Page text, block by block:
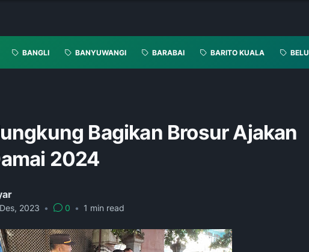
BANGLI BANYUWANGI BARABAI BARITO KUALA BELU
Bagikan Brosur Ajakan
2024
2023 • 0 • 1 min read